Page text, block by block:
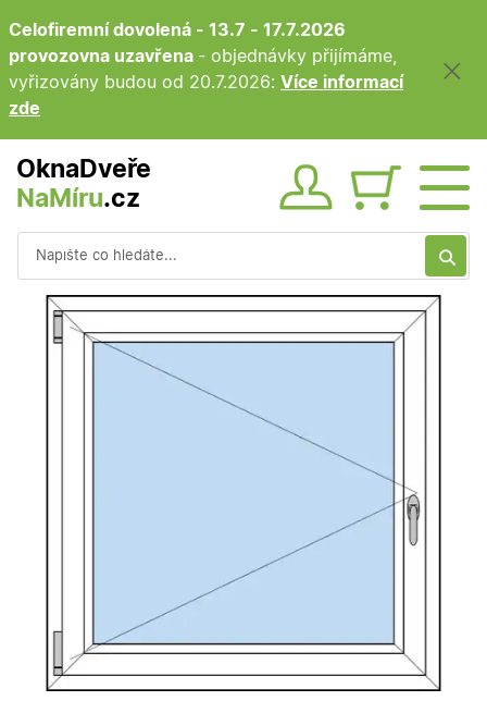
Celofiremní dovolená - 13.7 - 17.7.2026
provozovna uzavřena - objednávky přijímáme,
vyřizovány budou od 20.7.2026: Více informací
zde
OknaDveře
NaMíru.cz Obsah
Vyhledávání